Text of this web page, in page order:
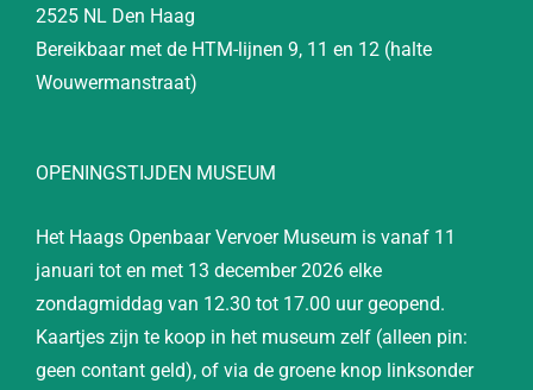
2525 NL Den Haag
Bereikbaar met de HTM-lijnen 9, 11 en 12 (halte
Wouwermanstraat)
OPENINGSTIJDEN MUSEUM
Het Haags Openbaar Vervoer Museum is vanaf 11
januari tot en met 13 december 2026 elke
zondagmiddag van 12.30 tot 17.00 uur geopend.
Kaartjes zijn te koop in het museum zelf (alleen pin:
geen contant geld), of via de groene knop linksonder